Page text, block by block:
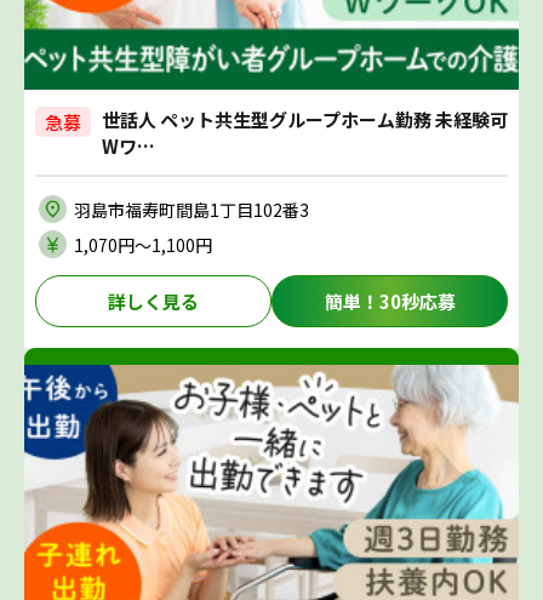
急募
世話人 ペット共生型グループホーム勤務 未経験可
Wワ…
羽島市福寿町間島1丁目102番3
1,070円〜1,100円
詳しく見る 簡単！30秒応募